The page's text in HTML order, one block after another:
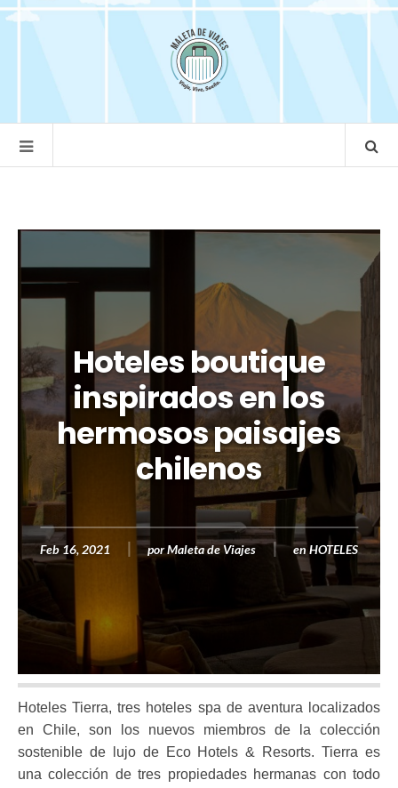
Hoteles boutique
inspirados en los
hermosos paisajes
chilenos
Feb 16, 2021 porMaleta de Viajes enHOTELES
Hoteles Tierra, tres hoteles spa de aventura localizados
en Chile, son los nuevos miembros de la colección
sostenible de lujo de Eco Hotels & Resorts. Tierra es
una colección de tres propiedades hermanas con todo